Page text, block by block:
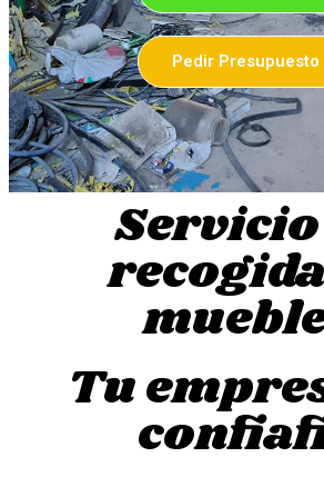
Pedir Presupuesto
Servicio
Tu